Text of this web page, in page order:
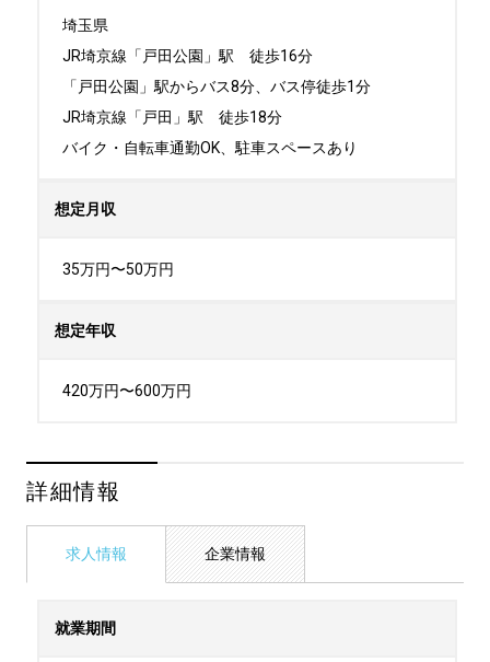
埼玉県
JR埼京線「戸田公園」駅　徒歩16分
「戸田公園」駅からバス8分、バス停徒歩1分
JR埼京線「戸田」駅　徒歩18分
バイク・自転車通勤OK、駐車スペースあり
想定月収
35万円〜50万円
想定年収
420万円〜600万円
詳細情報
求人情報 企業情報
就業期間